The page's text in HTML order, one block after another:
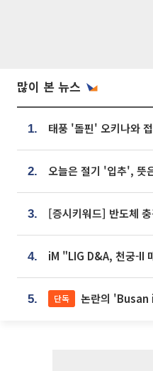
많이 본 뉴스
1.
2. 오늘은 절기 '입추', 뜻
3.
4.
5. 단독 논란의 'Busan is Good'…8